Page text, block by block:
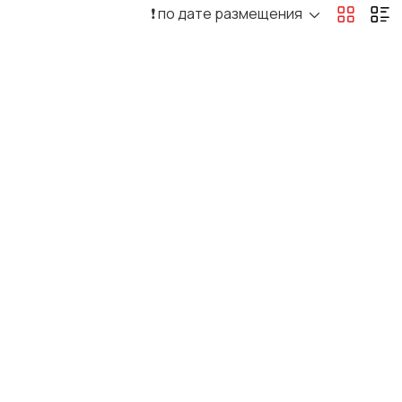
❗️ по дате размещения